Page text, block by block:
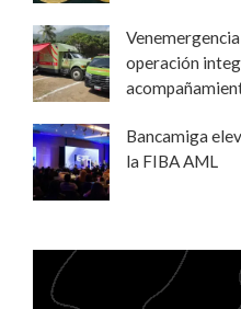
operación
Bancamiga
la FIBA AML